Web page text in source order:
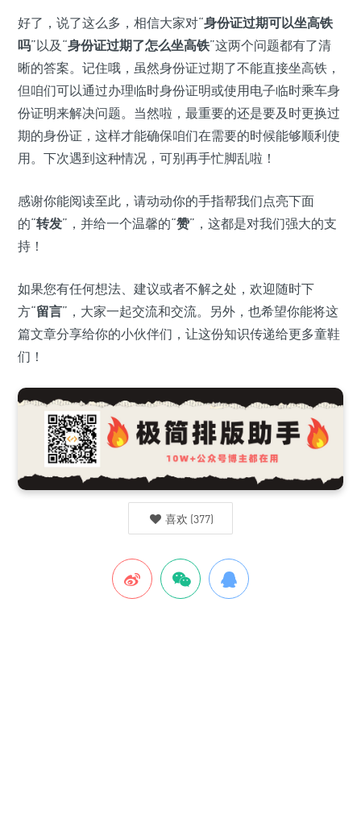
好了，说了这么多，相信大家对“身份证过期可以坐高铁
吗”以及“身份证过期了怎么坐高铁”这两个问题都有了清
晰的答案。记住哦，虽然身份证过期了不能直接坐高铁，
但咱们可以通过办理临时身份证明或使用电子临时乘车身
份证明来解决问题。当然啦，最重要的还是要及时更换过
期的身份证，这样才能确保咱们在需要的时候能够顺利使
用。下次遇到这种情况，可别再手忙脚乱啦！
感谢你能阅读至此，请动动你的手指帮我们点亮下面
的“转发”，并给一个温馨的“赞”，这都是对我们强大的支
持！
如果您有任何想法、建议或者不解之处，欢迎随时下
方“留言”，大家一起交流和交流。另外，也希望你能将这
篇文章分享给你的小伙伴们，让这份知识传递给更多童鞋
们！
喜欢 (377)